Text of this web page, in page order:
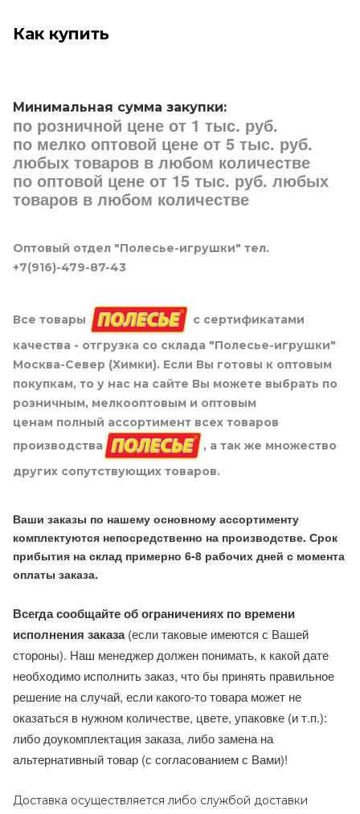
Как купить
Минимальная сумма закупки:
по розничной цене от 1 тыс. руб.
по мелко оптовой цене от 5 тыс. руб.
любых товаров в любом количестве
по оптовой цене от 15 тыс. руб. любых
товаров в любом количестве
Оптовый отдел "Полесье-игрушки" тел.
+7(916)-479-87-43
Все товары
с сертификатами
качества - отгрузка со склада "Полесье-игрушки"
Москва-Север (Химки). Если Вы готовы к оптовым
покупкам, то у нас на сайте Вы можете выбрать по
розничным, мелкооптовым и оптовым
ценам полный ассортимент всех товаров
производства
, а так же множество
других сопутствующих товаров.
Ваши заказы по нашему основному ассортименту
комплектуются непосредственно на производстве. Срок
прибытия на склад примерно 6-8 рабочих дней с момента
оплаты заказа.
Всегда сообщайте об ограничениях по времени
исполнения заказа(если таковые имеются с Вашей
стороны). Наш менеджер должен понимать, к какой дате
необходимо исполнить заказ, что бы принять правильное
решение на случай, если какого-то товара может не
оказаться в нужном количестве, цвете, упаковке (и т.п.):
либо доукомплектация заказа, либо замена на
альтернативный товар (с согласованием с Вами)!
Доставка осуществляется либо службой доставки